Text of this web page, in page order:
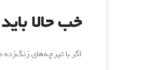
خب حالا
اگر با تیرچه‌های